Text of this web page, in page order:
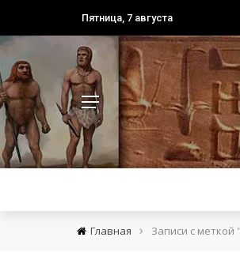
Пятница, 7 августа
Главная › Записи с меткой